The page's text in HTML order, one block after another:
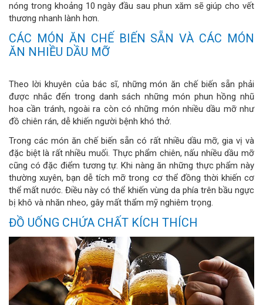
nóng trong khoảng 10 ngày đầu sau phun xăm sẽ giúp cho vết
thương nhanh lành hơn.
CÁC MÓN ĂN CHẾ BIẾN SẴN VÀ CÁC MÓN
ĂN NHIỀU DẦU MỠ
Theo lời khuyên của bác sĩ, những món ăn chế biến sẵn phải
được nhắc đến trong danh sách những món phun hồng nhũ
hoa cần tránh, ngoài ra còn có những món nhiều dầu mỡ như
đồ chiên rán, dễ khiến người bệnh khó thở.
Trong các món ăn chế biến sẵn có rất nhiều dầu mỡ, gia vị và
đặc biệt là rất nhiều muối. Thực phẩm chiên, nấu nhiều dầu mỡ
cũng có đặc điểm tương tự. Khi nàng ăn những thực phẩm này
thường xuyên, bạn dễ tích mỡ trong cơ thể đồng thời khiến cơ
thể mất nước. Điều này có thể khiến vùng da phía trên bầu ngực
bị khô và nhăn nheo, gây mất thẩm mỹ nghiêm trọng.
ĐỒ UỐNG CHỨA CHẤT KÍCH THÍCH